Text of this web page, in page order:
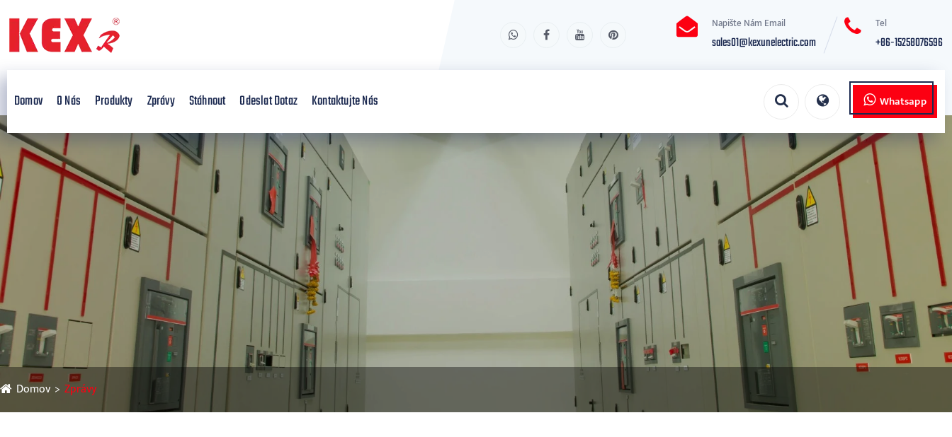
Napište Nám Email
sales01@kexunelectric.com
Tel
+86-15258076596
Domov O Nás Produkty Zprávy Stáhnout Odeslat Dotaz Kontaktujte Nás Whatsapp
Domov Zprávy